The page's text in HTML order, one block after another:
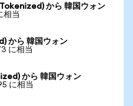
から 韓国ウォン
相当
から 韓国ウォン
に相当
から 韓国ウォン
に相当